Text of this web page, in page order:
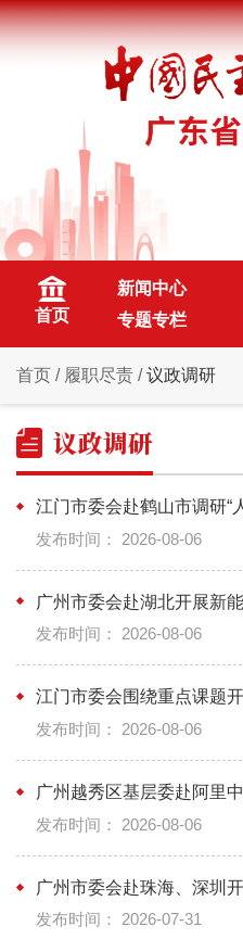
首页
新闻中心
专题专栏
首页 / 履职尽责 /议政调研
议政调研